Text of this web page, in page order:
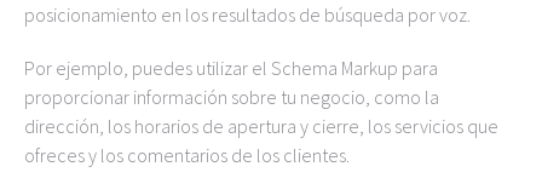
posicionamiento en los resultados de búsqueda por voz.
Por ejemplo, puedes utilizar el Schema Markup para
proporcionar información sobre tu negocio, como la
dirección, los horarios de apertura y cierre, los servicios que
ofreces y los comentarios de los clientes.